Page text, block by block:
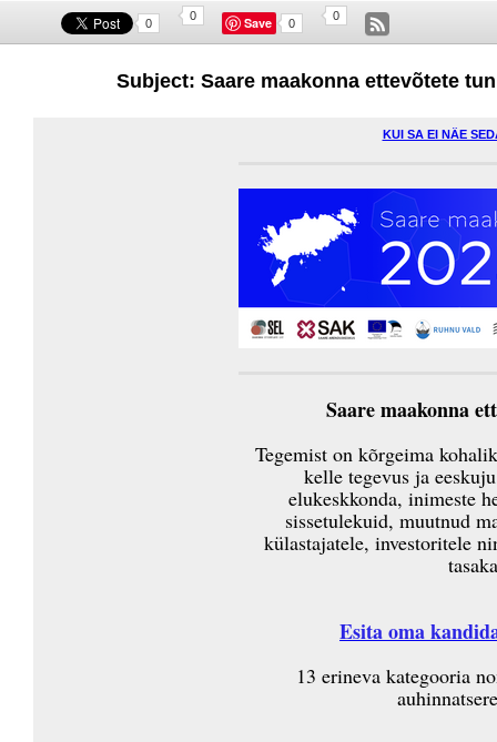
0
0 Save 0
0
Subject: Saare maakonna ettevõtete
KUI SA EI NÄE
Saare maakonna
Tegemist on kõrgeima
kelle tegevus ja
elukeskkonda, inimeste
sissetulekuid, muutnud
külastajatele, investoritele
Esita oma
13 erineva kategooria